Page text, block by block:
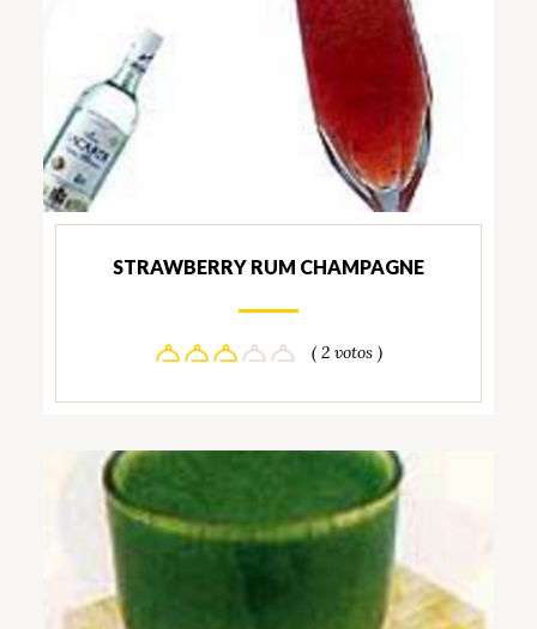
STRAWBERRY RUM CHAMPAGNE
( 2 votos )